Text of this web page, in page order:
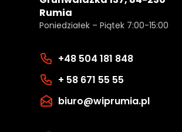
Rumia
Poniedziałek – Piątek 7:00-15:00
+48 504 181 848
+ 58 671 55 55
biuro@wiprumia.pl